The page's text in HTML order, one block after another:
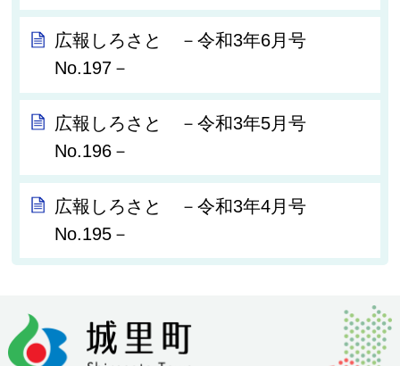
広報しろさと －令和3年6月号
No.197－
広報しろさと －令和3年5月号
No.196－
広報しろさと －令和3年4月号
No.195－